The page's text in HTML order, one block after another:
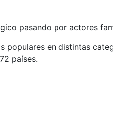
pasando por actores
populares en distintas
países.